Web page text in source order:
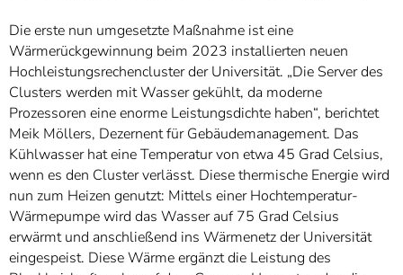
Die erste nun umgesetzte Maßnahme ist eine
Wärmerückgewinnung beim 2023 installierten neuen
Hochleistungsrechencluster der Universität. „Die Server des
Clusters werden mit Wasser gekühlt, da moderne
Prozessoren eine enorme Leistungsdichte haben“, berichtet
Meik Möllers, Dezernent für Gebäudemanagement. Das
Kühlwasser hat eine Temperatur von etwa 45 Grad Celsius,
wenn es den Cluster verlässt. Diese thermische Energie wird
nun zum Heizen genutzt: Mittels einer Hochtemperatur-
Wärmepumpe wird das Wasser auf 75 Grad Celsius
erwärmt und anschließend ins Wärmenetz der Universität
eingespeist. Diese Wärme ergänzt die Leistung des